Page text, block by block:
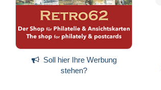
Soll hier Ihre Werbung
stehen?